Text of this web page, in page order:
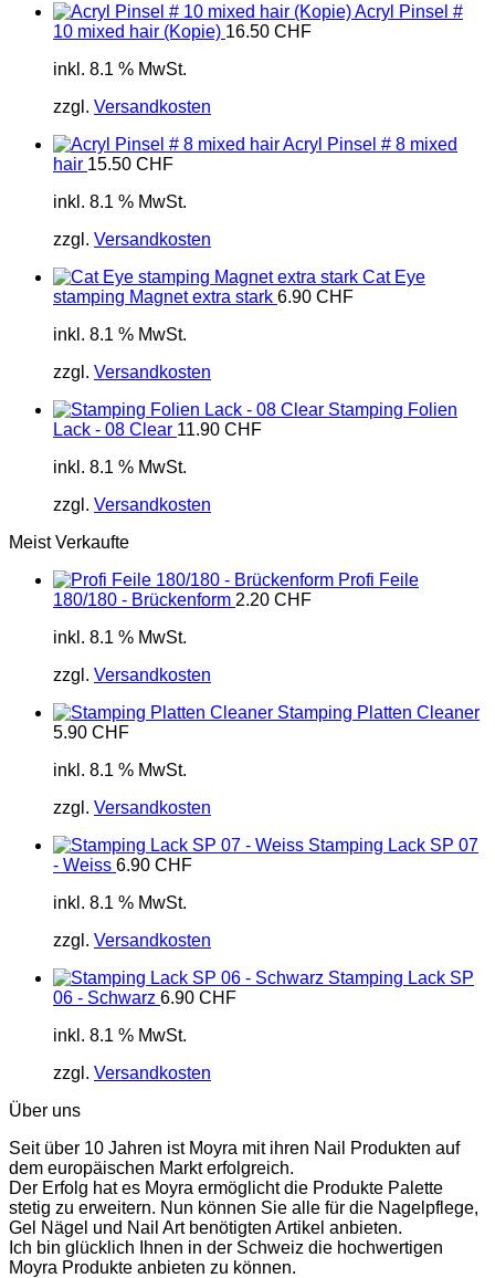
Acryl Pinsel #
10 mixed hair (Kopie) 16.50 CHF
inkl. 8.1 % MwSt.
zzgl. Versandkosten
Acryl Pinsel # 8 mixed
hair 15.50 CHF
inkl. 8.1 % MwSt.
zzgl. Versandkosten
Cat Eye
stamping Magnet extra stark 6.90 CHF
inkl. 8.1 % MwSt.
zzgl. Versandkosten
Stamping Folien
Lack - 08 Clear 11.90 CHF
inkl. 8.1 % MwSt.
zzgl. Versandkosten
Meist Verkaufte
Profi Feile
180/180 - Brückenform 2.20 CHF
inkl. 8.1 % MwSt.
zzgl. Versandkosten
Stamping Platten Cleaner
5.90 CHF
inkl. 8.1 % MwSt.
zzgl. Versandkosten
Stamping Lack SP 07
- Weiss 6.90 CHF
inkl. 8.1 % MwSt.
zzgl. Versandkosten
Stamping Lack SP
06 - Schwarz 6.90 CHF
inkl. 8.1 % MwSt.
zzgl. Versandkosten
Über uns
Seit über 10 Jahren ist Moyra mit ihren Nail Produkten auf
dem europäischen Markt erfolgreich.
Der Erfolg hat es Moyra ermöglicht die Produkte Palette
stetig zu erweitern. Nun können Sie alle für die Nagelpflege,
Gel Nägel und Nail Art benötigten Artikel anbieten.
Ich bin glücklich Ihnen in der Schweiz die hochwertigen
Moyra Produkte anbieten zu können.